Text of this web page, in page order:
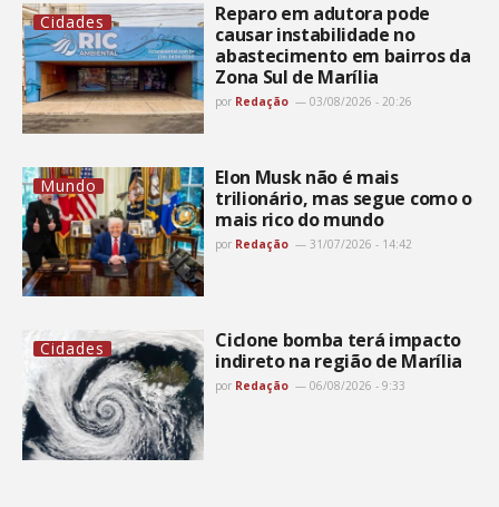
Cidades
Reparo em adutora pode
causar instabilidade no
abastecimento em bairros da
Zona Sul de Marília
por Redação 03/08/2026 - 20:26
Mundo
Elon Musk não é mais
trilionário, mas segue como o
mais rico do mundo
por Redação 31/07/2026 - 14:42
Cidades
Ciclone bomba terá impacto
indireto na região de Marília
por Redação 06/08/2026 - 9:33